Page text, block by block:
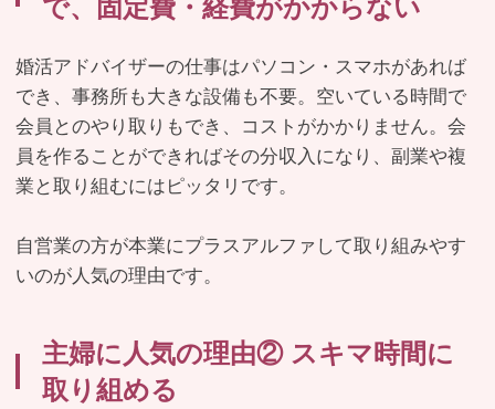
で、固定費・経費がかからない
婚活アドバイザーの仕事はパソコン・スマホがあれば
でき、事務所も大きな設備も不要。空いている時間で
会員とのやり取りもでき、コストがかかりません。会
員を作ることができればその分収入になり、副業や複
業と取り組むにはピッタリです。
自営業の方が本業にプラスアルファして取り組みやす
いのが人気の理由です。
主婦に人気の理由② スキマ時間に
取り組める